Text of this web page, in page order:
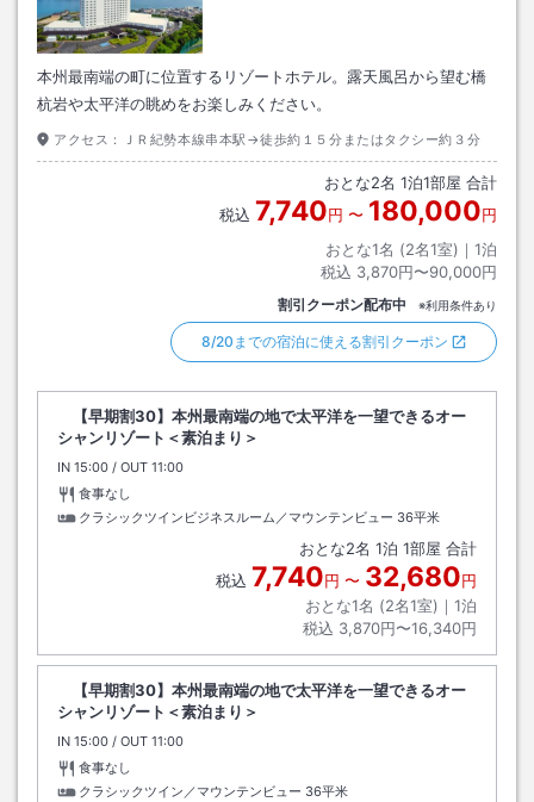
本州最南端の町に位置するリゾートホテル。露天風呂から望む橋
杭岩や太平洋の眺めをお楽しみください。
アクセス： ＪＲ紀勢本線串本駅→徒歩約１５分またはタクシー約３分
おとな2名 1泊1部屋 合計
税込 7,740円 〜 180,000円
おとな1名 (2名1室)｜ 1泊
税込 3,870円〜90,000円
割引クーポン配布中 ※利用条件あり
8/20までの宿泊に使える割引クーポン
【早期割30】本州最南端の地で太平洋を一望できるオー
シャンリゾート＜素泊まり＞
IN チェックイン
15:00 / OUT チェックアウト
11:00
食事なし
クラシックツインビジネスルーム／マウンテンビュー 36平米
おとな2名 1泊 1部屋 合計
税込 7,740円 〜 32,680円
おとな1名 (2名1室)｜ 1泊
税込 3,870円〜16,340円
【早期割30】本州最南端の地で太平洋を一望できるオー
シャンリゾート＜素泊まり＞
IN チェックイン
15:00 / OUT チェックアウト
11:00
食事なし
クラシックツイン／マウンテンビュー 36平米